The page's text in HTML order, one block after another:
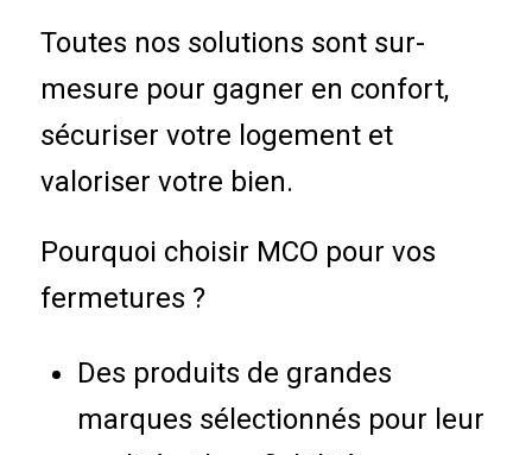
Toutes nos solutions sont sur-
mesure pour gagner en confort,
sécuriser votre logement et
valoriser votre bien.
Pourquoi choisir MCO pour vos
fermetures ?
Des produits de grandes
marques sélectionnés pour leur